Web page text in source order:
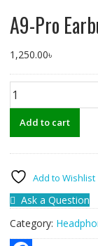
A9-Pro
1,250.00৳
A9-
Pro
Earbuds
Touch
Screen
quantity
Add to cart
Add to Wishlist
Ask a Question
Category: